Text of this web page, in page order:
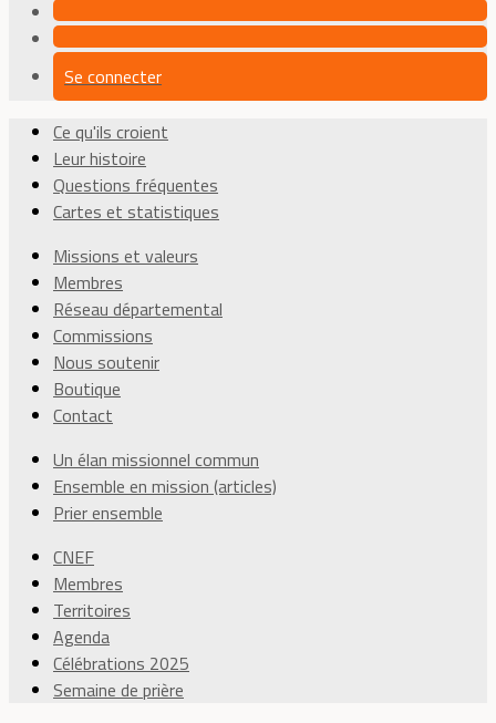
Se connecter
Ce qu'ils croient
Leur histoire
Questions fréquentes
Cartes et statistiques
Missions et valeurs
Membres
Réseau départemental
Commissions
Nous soutenir
Boutique
Contact
Un élan missionnel commun
Ensemble en mission (articles)
Prier ensemble
CNEF
Membres
Territoires
Agenda
Célébrations 2025
Semaine de prière